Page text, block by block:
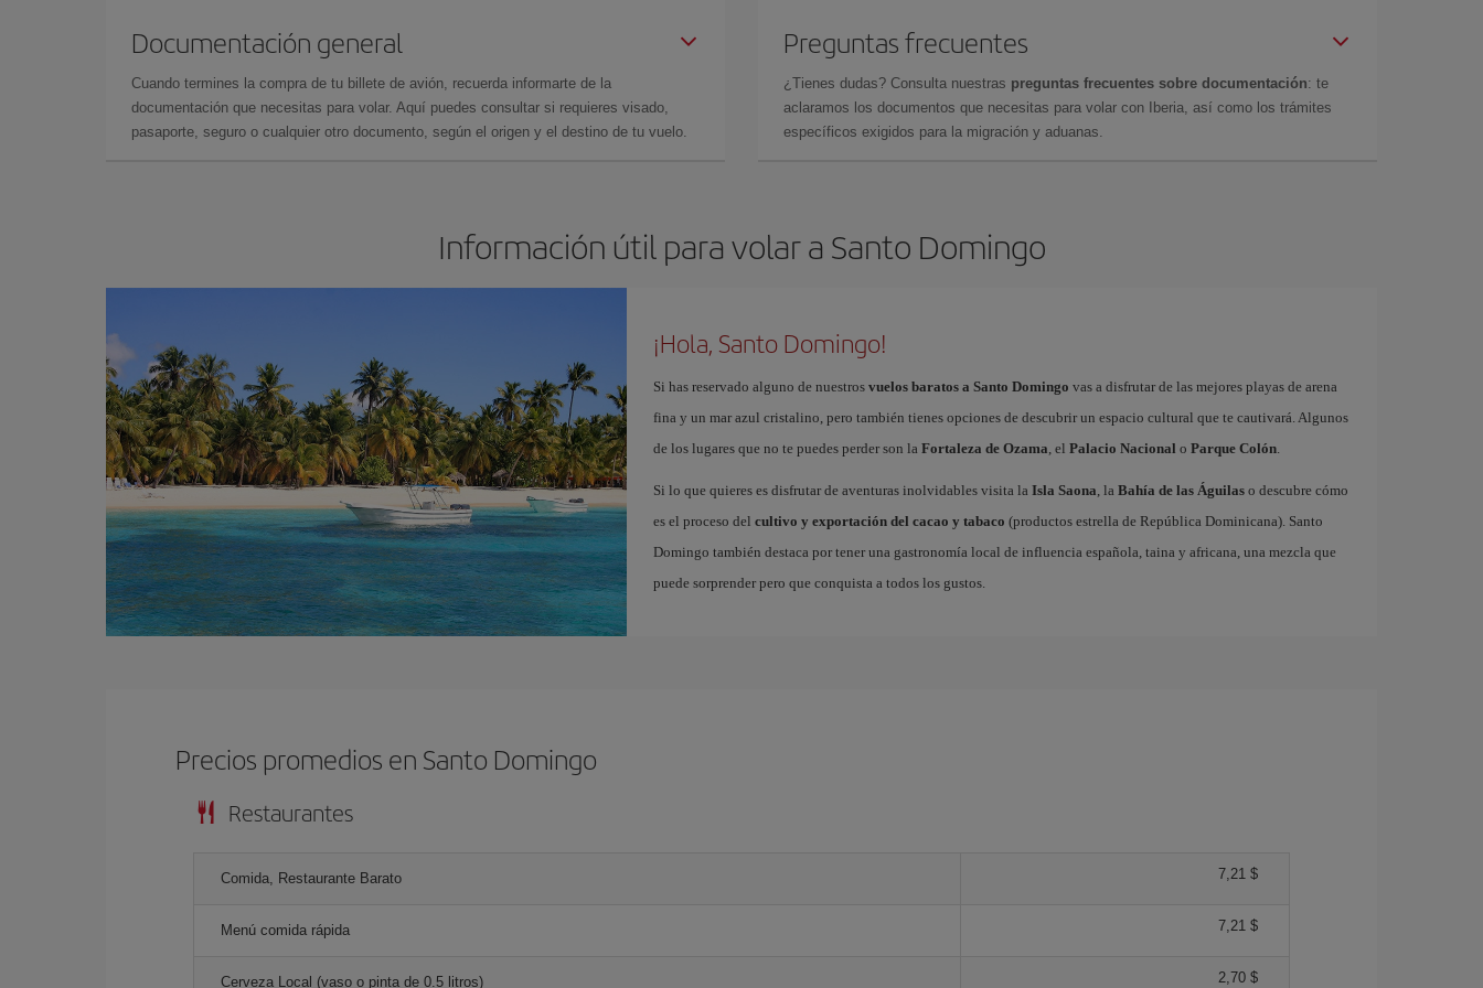
Documentación general
Cuando termines la compra de tu billete de avión, recuerda informarte de la
documentación que necesitas para volar. Aquí puedes consultar si requieres visado,
pasaporte, seguro o cualquier otro documento, según el origen y el destino de tu vuelo.
Preguntas frecuentes
¿Tienes dudas? Consulta nuestras preguntas frecuentes sobre documentación: te
aclaramos los documentos que necesitas para volar con Iberia, así como los trámites
específicos exigidos para la migración y aduanas.
Información útil para volar a Santo Domingo
¡Hola, Santo Domingo!
Si has reservado alguno de nuestros vuelos baratos a Santo Domingo vas a disfrutar de las mejores playas de arena
fina y un mar azul cristalino, pero también tienes opciones de descubrir un espacio cultural que te cautivará. Algunos
de los lugares que no te puedes perder son la Fortaleza de Ozama, el Palacio Nacional o Parque Colón.
Si lo que quieres es disfrutar de aventuras inolvidables visita la Isla Saona, la Bahía de las Águilaso descubre cómo
es el proceso del cultivo y exportación del cacao y tabaco (productos estrella de República Dominicana). Santo
Domingo también destaca por tener una gastronomía local de influencia española, taina y africana, una mezcla que
puede sorprender pero que conquista a todos los gustos.
Precios promedios en Santo Domingo
Restaurantes
Comida, Restaurante Barato 7,21 $
Menú comida rápida 7,21 $
Cerveza Local (vaso o pinta de 0.5 litros) 2,70 $